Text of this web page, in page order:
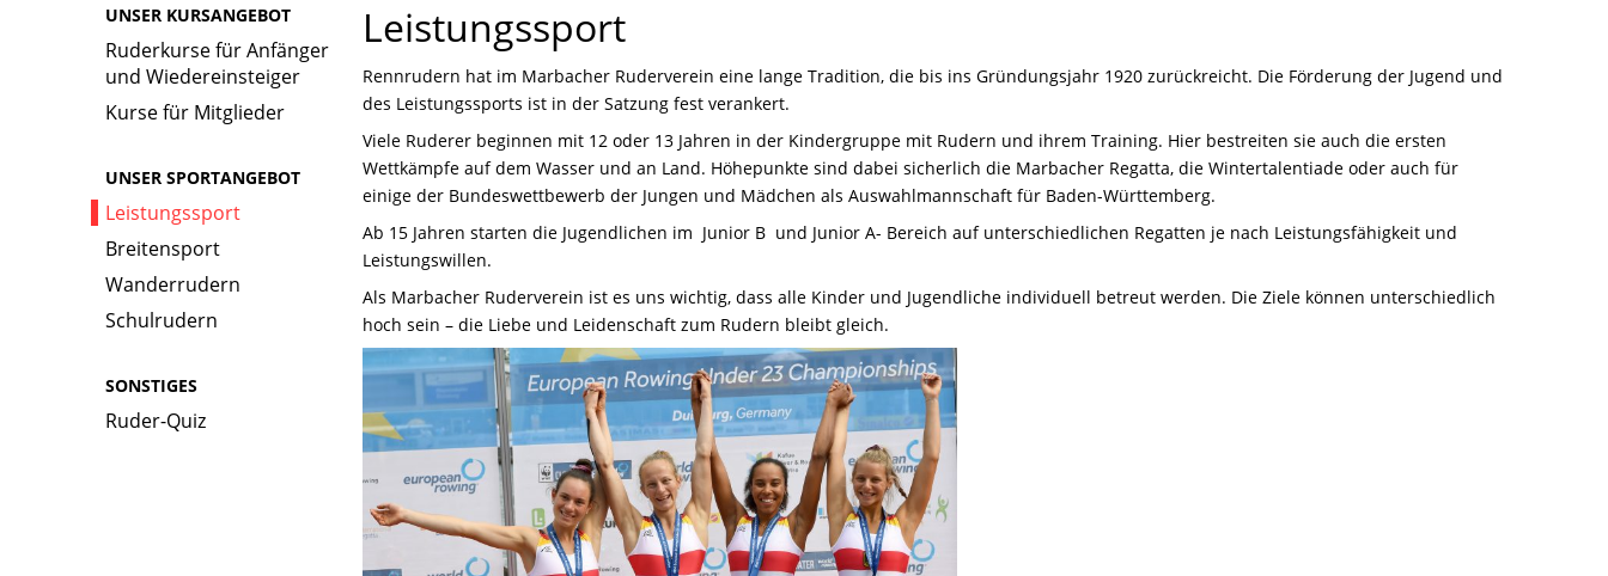
UNSER KURSANGEBOT
Ruderkurse für Anfänger
und Wiedereinsteiger
Kurse für Mitglieder
UNSER SPORTANGEBOT
Leistungssport
Breitensport
Wanderrudern
Schulrudern
SONSTIGES
Ruder-Quiz
Leistungssport
Rennrudern hat im Marbacher Ruderverein eine lange Tradition, die bis ins Gründungsjahr 1920 zurückreicht. Die Förderung der Jugend und
des Leistungssports ist in der Satzung fest verankert.
Viele Ruderer beginnen mit 12 oder 13 Jahren in der Kindergruppe mit Rudern und ihrem Training. Hier bestreiten sie auch die ersten
Wettkämpfe auf dem Wasser und an Land. Höhepunkte sind dabei sicherlich die Marbacher Regatta, die Wintertalentiade oder auch für
einige der Bundeswettbewerb der Jungen und Mädchen als Auswahlmannschaft für Baden-Württemberg.
Ab 15 Jahren starten die Jugendlichen im Junior B und Junior A- Bereich auf unterschiedlichen Regatten je nach Leistungsfähigkeit und
Leistungswillen.
Als Marbacher Ruderverein ist es uns wichtig, dass alle Kinder und Jugendliche individuell betreut werden. Die Ziele können unterschiedlich
hoch sein – die Liebe und Leidenschaft zum Rudern bleibt gleich.